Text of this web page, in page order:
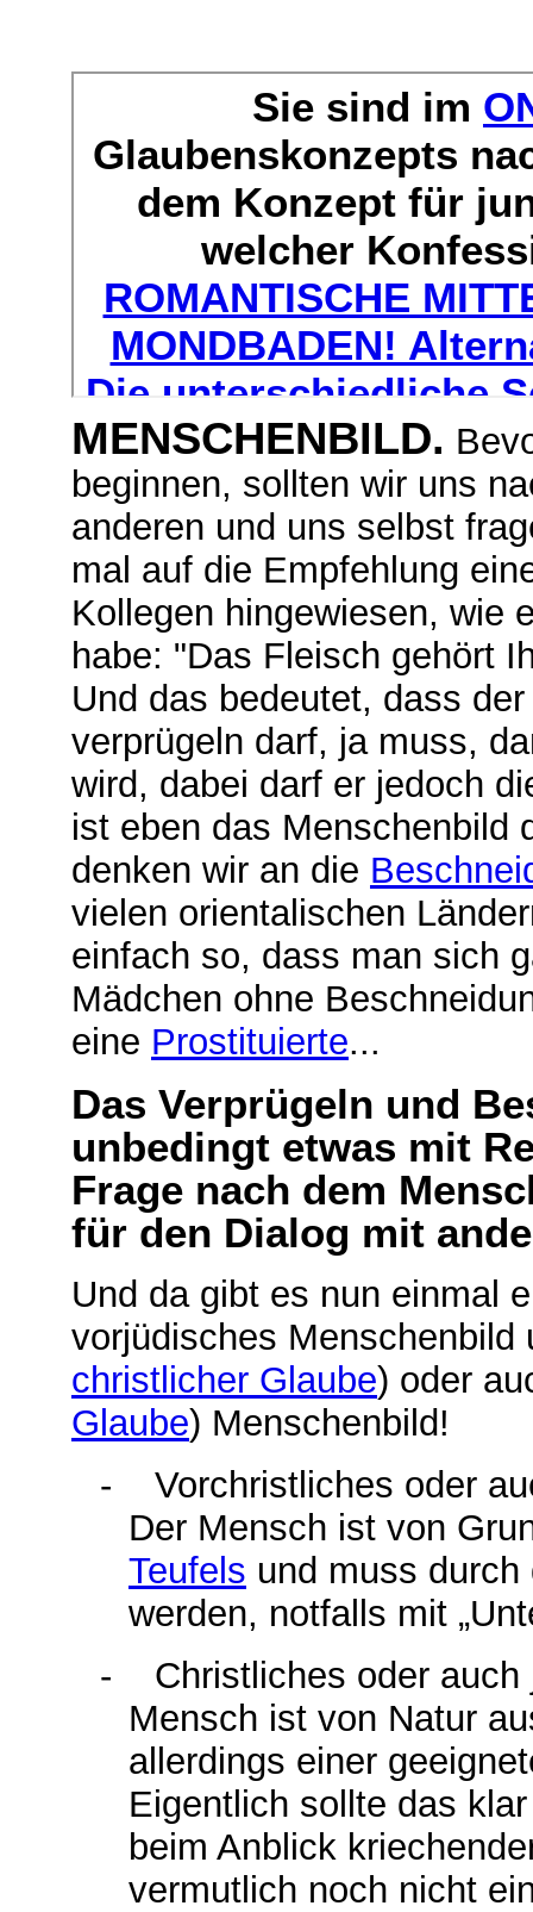
MENSCHENBILD.
beginnen, sollten wir uns
anderen und uns selbst
mal auf die Empfehlung
Kollegen hingewiesen, wie
habe: "Das Fleisch gehört
Und das bedeutet, dass
verprügeln darf, ja muss,
wird, dabei darf er jedoch
ist eben das Menschenbild
denken wir an die
vielen orientalischen
einfach so, dass man sich
Mädchen ohne
eine Prostituierte...
Das Verprügeln und
unbedingt etwas mit
Frage nach dem
für den Dialog mit
Und da gibt es nun einmal
vorjüdisches
christlicher Glaube) oder
Glaube) Menschenbild!
-
Vorchristliches oder
Der Mensch ist von
Teufels und muss
werden, notfalls mit
-
Christliches oder
Mensch ist von Natur
allerdings einer
Eigentlich sollte das
beim Anblick
vermutlich noch nicht